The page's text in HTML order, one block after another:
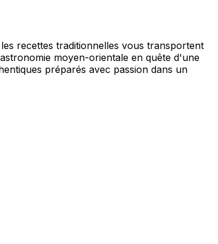
recettes traditionnelles vous transportent
moyen-orientale en quête d'une
préparés avec passion dans un